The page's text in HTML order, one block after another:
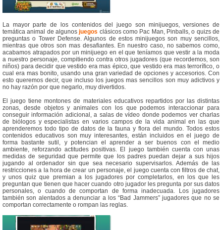
La mayor parte de los contenidos del juego son minijuegos, versiones de
temática animal de algunosjuegos clásicos como Pac Man, Pinballs, o quizs de
preguntas o Tower Defense. Algunos de estos minijuegos son muy sencillos,
mientras que otros son mas desafiantes. En nuestro caso, no sabemos como,
acabamos atrapados por un minijuego en el que teníamos que vestir a la moda
a nuestro personaje, compitiendo contra otros jugadores (que recordemos, son
niños) para decidir que vestido era mas épico, que vestido era mas terrorífico, o
cual era mas bonito, usando una gran variedad de opciones y accesorios. Con
esto queremos decir, que incluso los juegos mas sencillos son muy adictivos y
no hay razón por que negarlo, muy divertidos.
El juego tiene montones de materiales educativos repartidos por las distintas
zonas, desde objetos y animales con los que podemos interaccionar para
conseguir información adicional, a salas de vídeo donde podemos ver charlas
de biólogos y especialistas en varios campos de la vida animal en las que
aprenderemos todo tipo de datos de la fauna y flora del mundo. Todos estos
contenidos educativos son muy interesantes, están incluidos en el juego de
forma bastante sutil, y potencian el aprender a ser buenos con el medio
ambiente, reforzando actitudes positivas. El juego también cuenta con unas
medidas de seguridad que permite que los padres puedan dejar a sus hijos
jugando al ordenador sin que sea necesario supervisarlos. Además de las
restricciones a la hora de crear un personaje, el juego cuenta con filtros de chat,
y unos quiz que premian a los jugadores por completarlos, en los que les
preguntan que tienen que hacer cuando otro jugador les pregunta por sus datos
personales, o cuando de comportan de forma inadecuada. Los jugadores
también son alentados a denunciar a los “Bad Jammers” jugadores que no se
comportan correctamente o rompan las reglas.